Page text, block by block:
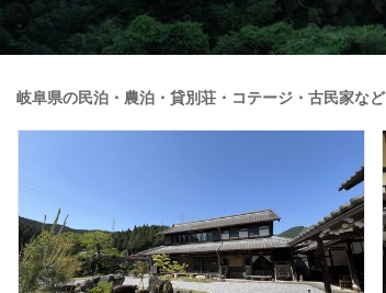
岐阜県の民泊・農泊・貸別荘・コテージ・古民家など